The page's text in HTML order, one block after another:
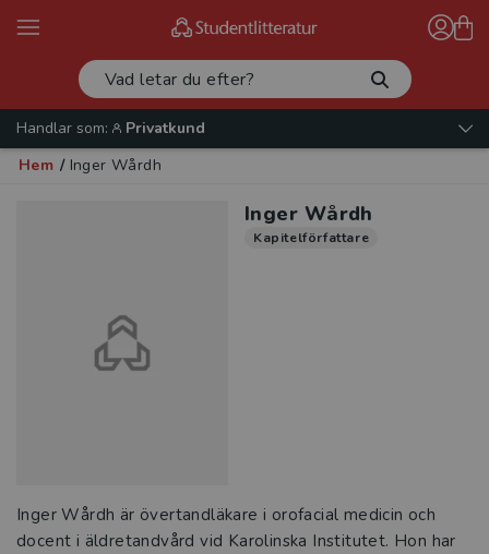
Handlar som:
Privatkund
Hem / Inger Wårdh
Inger Wårdh
Kapitelförfattare
Inger Wårdh är övertandläkare i orofacial medicin och
docent i äldretandvård vid Karolinska Institutet. Hon har